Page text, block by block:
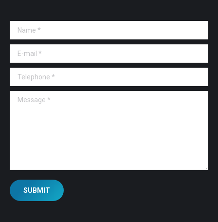
Name *
E-mail *
Telephone *
Message *
SUBMIT